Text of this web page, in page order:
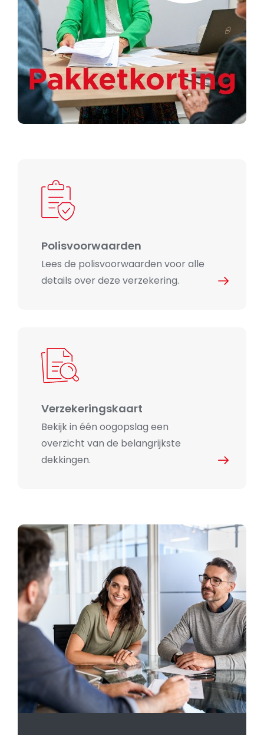
Polisvoorwaarden
Lees de polisvoorwaarden voor alle
details over deze verzekering.
Verzekeringskaart
Bekijk in één oogopslag een
overzicht van de belangrijkste
dekkingen.